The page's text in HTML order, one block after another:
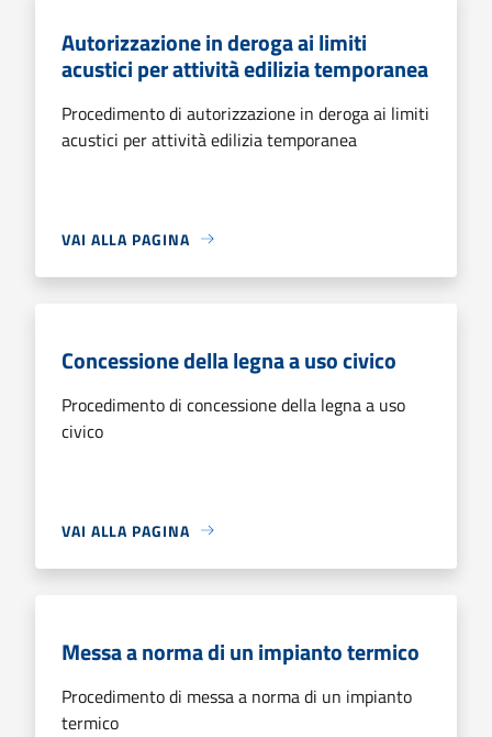
Autorizzazione in deroga ai limiti
acustici per attività edilizia temporanea
Procedimento di autorizzazione in deroga ai limiti
acustici per attività edilizia temporanea
VAI ALLA PAGINA
Concessione della legna a uso civico
Procedimento di concessione della legna a uso
civico
VAI ALLA PAGINA
Messa a norma di un impianto termico
Procedimento di messa a norma di un impianto
termico